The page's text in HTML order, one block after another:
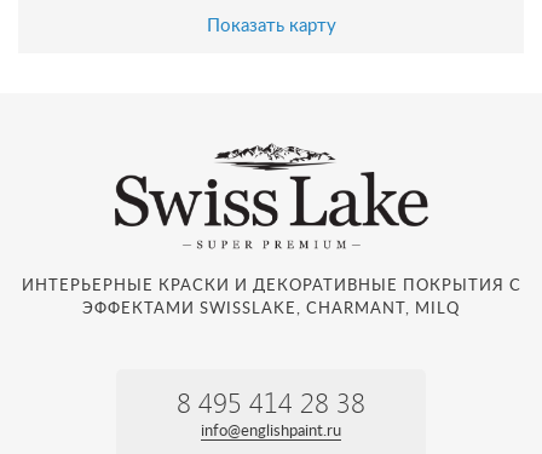
Показать карту
ИНТЕРЬЕРНЫЕ КРАСКИ И ДЕКОРАТИВНЫЕ ПОКРЫТИЯ С
ЭФФЕКТАМИ SWISSLAKE, CHARMANT, MILQ
8 495 414 28 38
info@englishpaint.ru